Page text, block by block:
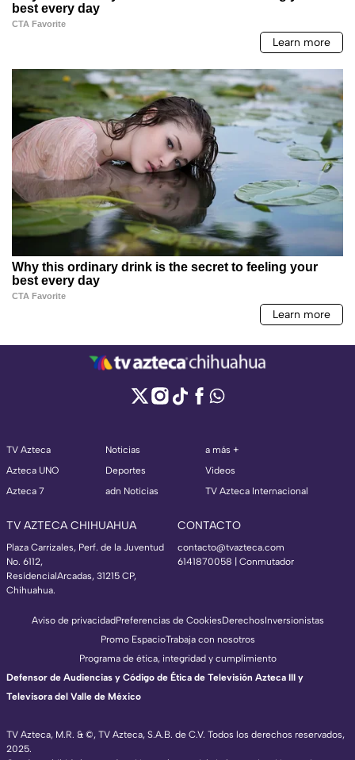
TV Azteca
Azteca UNO
Azteca 7
Noticias
Deportes
adn Noticias
a más +
Videos
TV Azteca Internacional
TV AZTECA CHIHUAHUA
Plaza Carrizales, Perf. de la Juventud
No. 6112,
ResidencialArcadas, 31215 CP,
Chihuahua.
CONTACTO
contacto@tvazteca.com
6141870058 | Conmutador
TV Azteca, M.R. & ©, TV Azteca, S.A.B. de C.V. Todos los derechos reservados,
2025.
Aviso de privacidadPreferencias de CookiesDerechosInversionistas
Promo EspacioTrabaja con nosotros
Programa de ética, integridad y cumplimiento
Defensor de Audiencias y Código de Ética de Televisión Azteca III y
Televisora del Valle de México